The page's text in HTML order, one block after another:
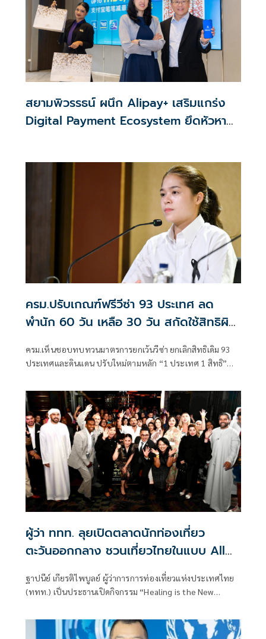
สยามพิวรรธน์ ผนึก Alipay+ เสริมแกร่ง
Digital Payment Ecosystem ยึดหัวหาด
ครม.ปรับเกณฑ์ฟรีวีซ่า 93 ประเทศ ลด
พำนัก 60 วัน เหลือ 30 วัน สกัดใช้สิทธิผิด
ครม.เห็นชอบทบทวนมาตรการยกเว้นวีซ่า ยกเลิกสิทธิเดิม 93
ประเทศและดินแดน ปรับใหม่ตามหลัก “1 ประเทศ 1 สิทธิ”
ผู้ว่า ททท. ลุยเปิดตลาดนักท่องเที่ยว
ตะวันออกกลาง ชวนเที่ยวไทยในแบบ All
ฐาปนีย์ เกียรติไพบูลย์ ผู้ว่าการการท่องเที่ยวแห่งประเทศไทย
(ททท.) เป็นประธานเปิดกิจกรรม “Healing is the New
อาหรับเอมิเรตส์ เมื่อวันที่ 8 กรกฎาคมที่ผ่านมา โดยมีนายชาครี
ย์นรทิพย์ เสวิกุล กงสุลใหญ่ เมืองดูไบ สหรัฐอาหรับเอมิเรตส์